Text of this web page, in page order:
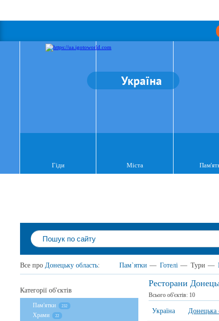
Україна
Гіди Міста
Все про Донецьку область: Пам`ятки — Готелі — Тури —
Ресторани
Всього об'єктів: 10
Україна Донецька
Категорії об'єктів
Пам'ятки 232
Храми 22